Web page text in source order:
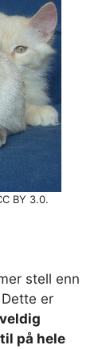
BY 3.0.
stell enn
er
veldig
på hele